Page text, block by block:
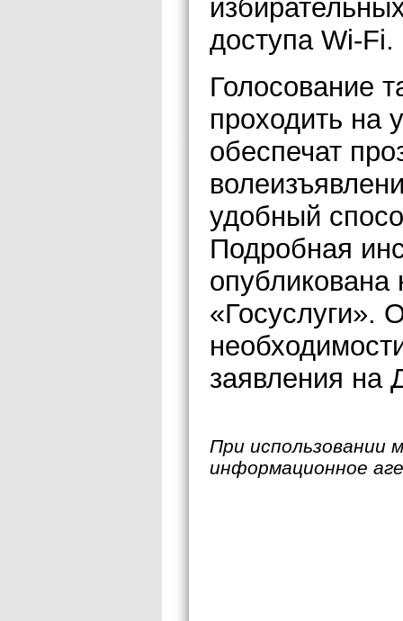
доступа Wi-Fi.
Голосование
проходить на
обеспечат
удобный
Подробная
«Госуслуги».
заявления на
При использовании
информационное